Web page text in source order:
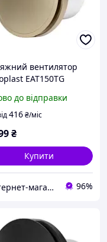
вентилятор
EAT150TG
до відправки
416₴/міс
₴
Купити
Интернет-магазин Каморка 96%